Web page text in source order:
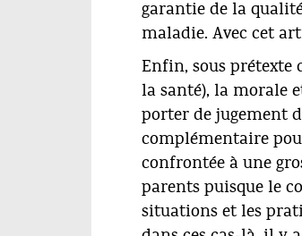
garantie de la
maladie. Avec cet
Enfin, sous prétexte
la santé), la morale
porter de jugement
complémentaire
confrontée à une
parents puisque le
situations et les